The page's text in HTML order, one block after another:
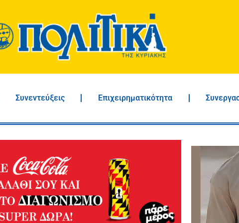
Συνεντεύξεις Επιχειρηματικότητα